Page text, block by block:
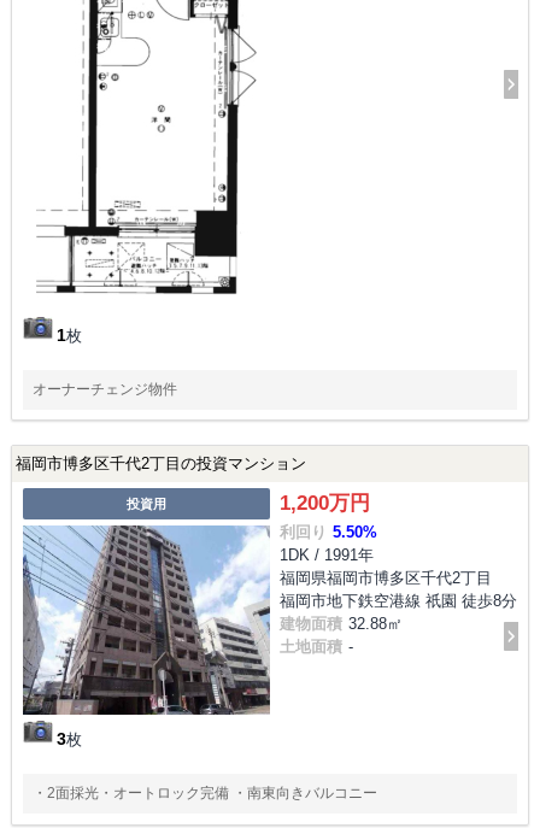
1枚
オーナーチェンジ物件
福岡市博多区千代2丁目の投資マンション
投資用
3枚
1,200万円
利回り 5.50%
1DK / 1991年
福岡県福岡市博多区千代2丁目
福岡市地下鉄空港線 祇園 徒歩8分
建物面積 32.88㎡
土地面積 -
・2面採光・オートロック完備 ・南東向きバルコニー